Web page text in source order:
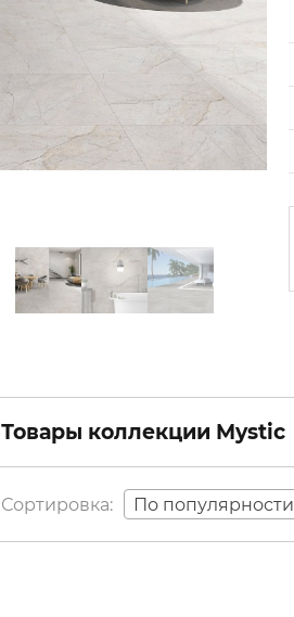
Товары коллекции Mystic
По популярности